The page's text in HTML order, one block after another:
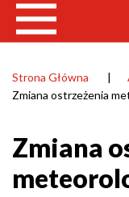
Ścieżka
Strona Główna
Zmiana ostrzeżenia
Zmiana